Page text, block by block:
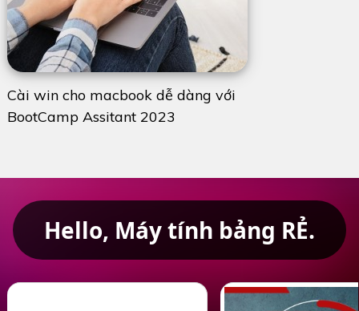
Cài win cho macbook dễ dàng với
BootCamp Assitant 2023
Hello, Máy tính bảng RẺ.